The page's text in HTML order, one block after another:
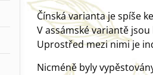
Čínská varianta je spíše
V assámské variantě
Uprostřed mezi nimi je
Nicméně byly